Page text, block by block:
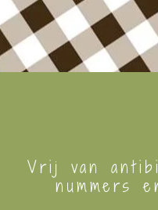
Vrij van
nummers